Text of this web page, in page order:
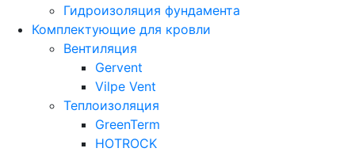
Гидроизоляция фундамента
Комплектующие для кровли
Вентиляция
Gervent
Vilpe Vent
Теплоизоляция
GreenTerm
HOTROCK